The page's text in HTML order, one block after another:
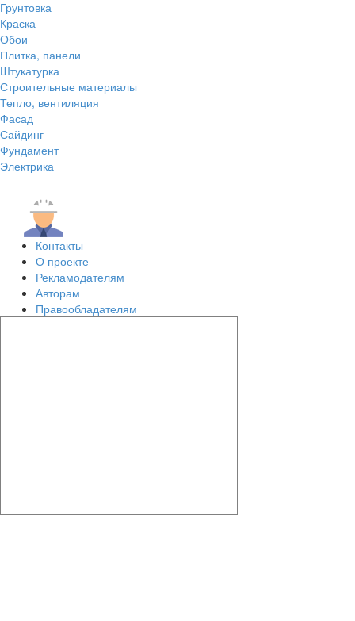
Грунтовка
Краска
Обои
Плитка, панели
Штукатурка
Строительные материалы
Тепло, вентиляция
Фасад
Сайдинг
Фундамент
Электрика
Контакты
О проекте
Рекламодателям
Авторам
Правообладателям